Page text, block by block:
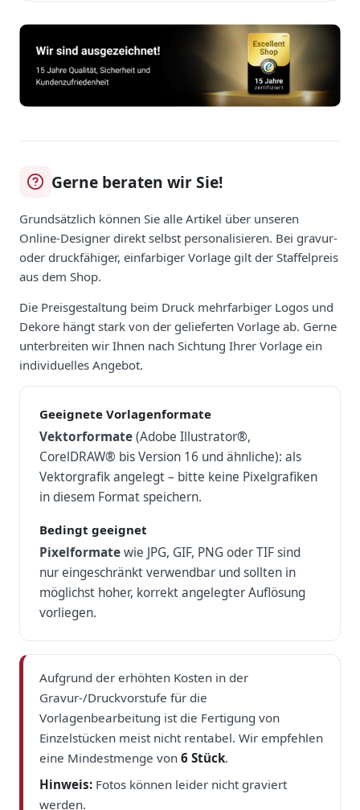
Gerne beraten wir Sie!
Grundsätzlich können Sie alle Artikel über unseren
Online-Designer direkt selbst personalisieren. Bei gravur-
oder druckfähiger, einfarbiger Vorlage gilt der Staffelpreis
aus dem Shop.
Die Preisgestaltung beim Druck mehrfarbiger Logos und
Dekore hängt stark von der gelieferten Vorlage ab. Gerne
unterbreiten wir Ihnen nach Sichtung Ihrer Vorlage ein
individuelles Angebot.
Geeignete Vorlagenformate
Vektorformate(Adobe Illustrator®,
CorelDRAW® bis Version 16 und ähnliche): als
Vektorgrafik angelegt – bitte keine Pixelgrafiken
in diesem Format speichern.
Bedingt geeignet
Pixelformatewie JPG, GIF, PNG oder TIF sind
nur eingeschränkt verwendbar und sollten in
möglichst hoher, korrekt angelegter Auflösung
vorliegen.
Aufgrund der erhöhten Kosten in der
Gravur-/Druckvorstufe für die
Vorlagenbearbeitung ist die Fertigung von
Einzelstücken meist nicht rentabel. Wir empfehlen
eine Mindestmenge von 6 Stück.
Hinweis: Fotos können leider nicht graviert
werden.